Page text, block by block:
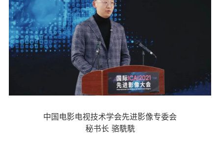
中国电影电视技术学会先进影像专委会
秘书长 骆駪駪